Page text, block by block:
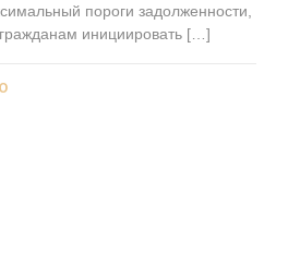
пороги задолженности,
инициировать […]